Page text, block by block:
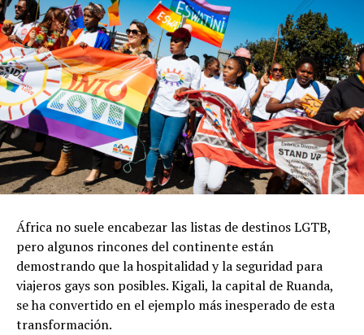
África no suele encabezar las listas de destinos LGTB,
pero algunos rincones del continente están
demostrando que la hospitalidad y la seguridad para
viajeros gays son posibles. Kigali, la capital de Ruanda,
se ha convertido en el ejemplo más inesperado de esta
transformación.